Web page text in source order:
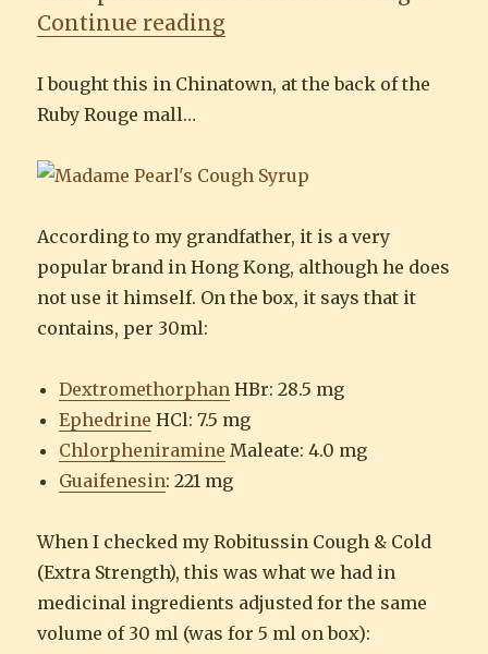
Continue reading“Madame Pearl’s Cough
I bought this in Chinatown, at the back of the
Ruby Rouge mall…
According to my grandfather, it is a very
popular brand in Hong Kong, although he does
not use it himself. On the box, it says that it
contains, per 30ml:
Dextromethorphan HBr: 28.5 mg
Ephedrine HCl: 7.5 mg
Chlorpheniramine Maleate: 4.0 mg
Guaifenesin: 221 mg
When I checked my Robitussin Cough & Cold
(Extra Strength), this was what we had in
medicinal ingredients adjusted for the same
volume of 30 ml (was for 5 ml on box):